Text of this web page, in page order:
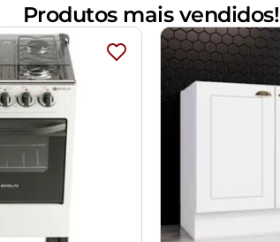
Produtos mais vendidos!